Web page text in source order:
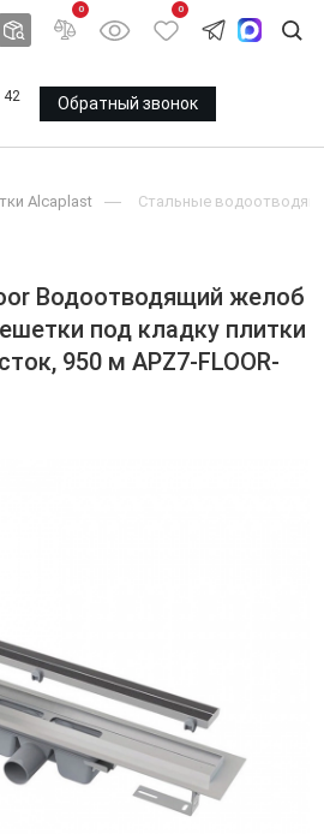
0 0
42
Обратный звонок
Alcaplast Стальные
Водоотводящий желоб
под кладку плитки
950 м APZ7-FLOOR-